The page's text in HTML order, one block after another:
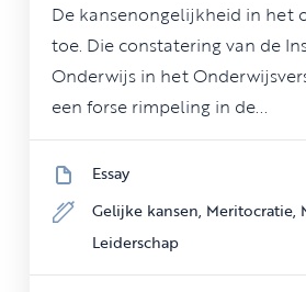
De kansenongelijkheid in het
toe. Die constatering van de
Onderwijs in het
een forse rimpeling in de...
Essay
Gelijke kansen, Meritocratie,
Leiderschap